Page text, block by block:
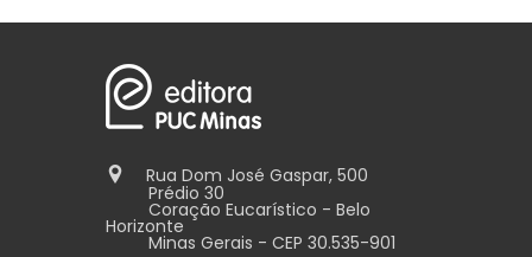
Rua Dom José Gaspar, 500
Prédio 30
Coração Eucarístico - Belo
Horizonte
Minas Gerais - CEP 30.535-901